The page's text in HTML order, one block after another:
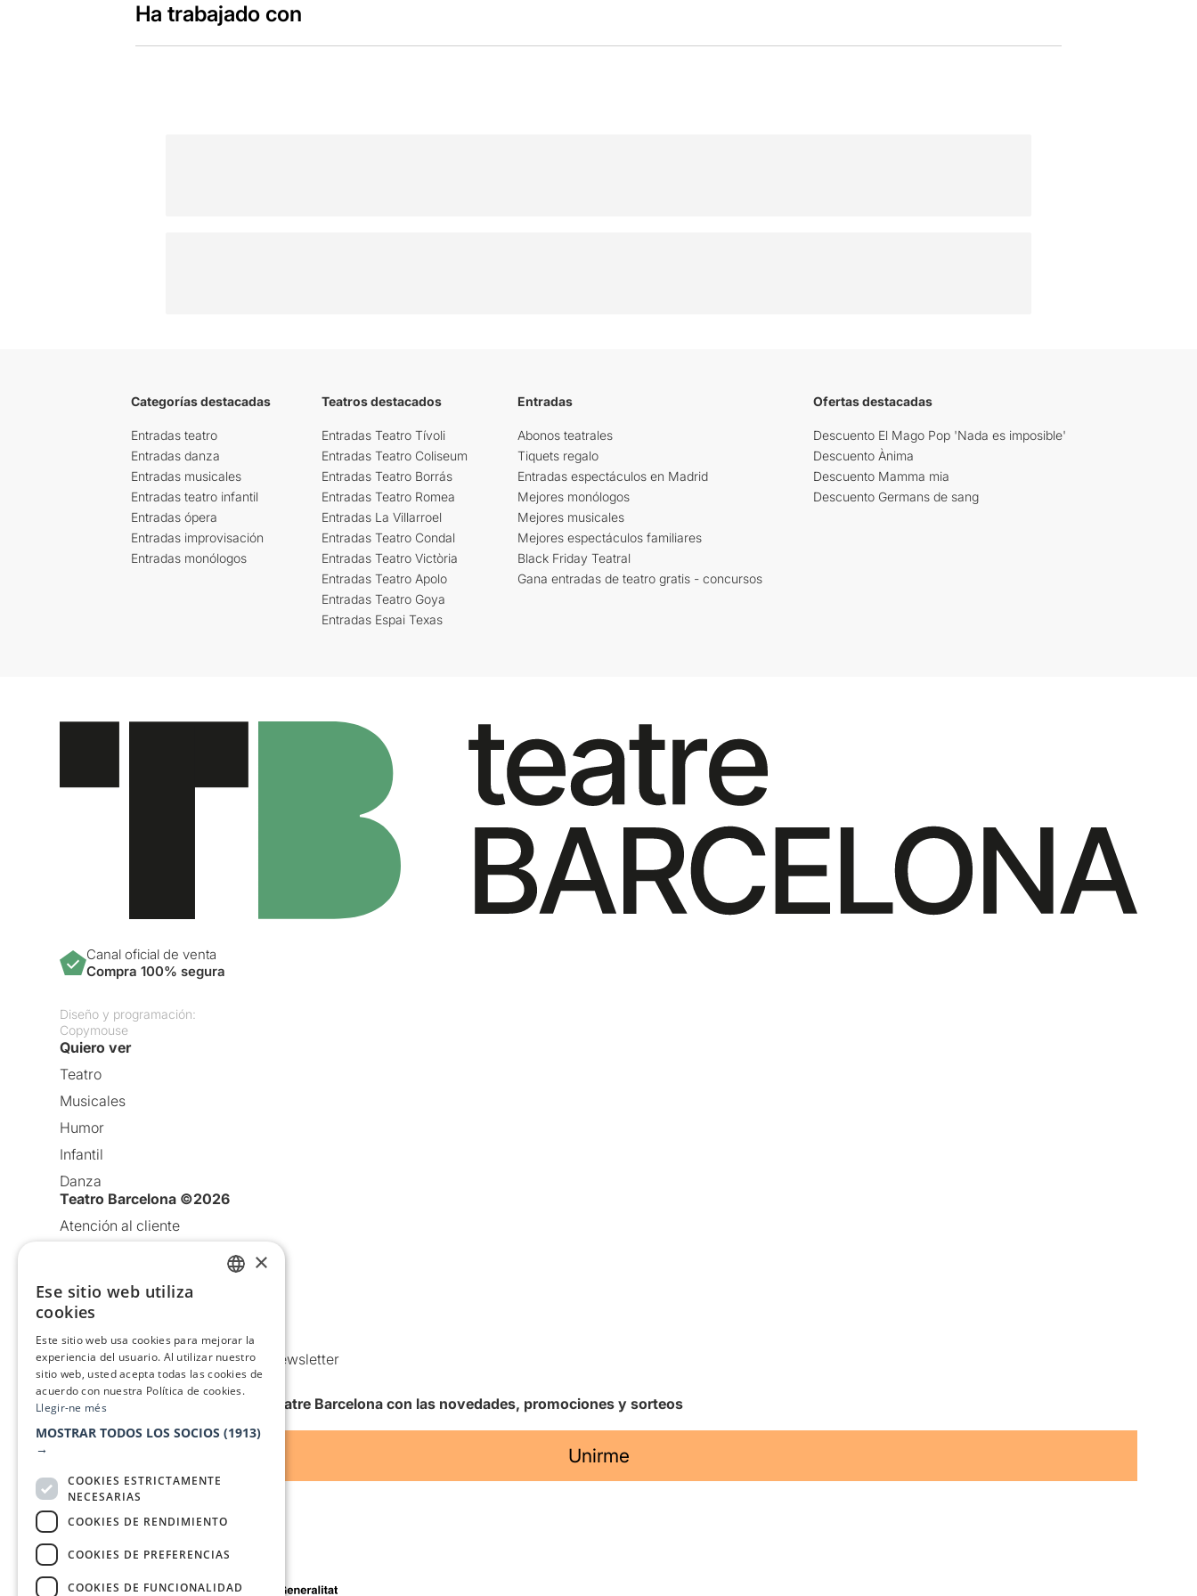
Ha trabajado con
Categorías destacadas
Entradas teatro
Entradas danza
Entradas musicales
Entradas teatro infantil
Entradas ópera
Entradas improvisación
Entradas monólogos
Teatros destacados
Entradas Teatro Tívoli
Entradas Teatro Coliseum
Entradas Teatro Borrás
Entradas Teatro Romea
Entradas La Villarroel
Entradas Teatro Condal
Entradas Teatro Victòria
Entradas Teatro Apolo
Entradas Teatro Goya
Entradas Espai Texas
Entradas
Abonos teatrales
Tiquets regalo
Entradas espectáculos en Madrid
Mejores monólogos
Mejores musicales
Mejores espectáculos familiares
Black Friday Teatral
Gana entradas de teatro gratis - concursos
Ofertas destacadas
Descuento El Mago Pop 'Nada es imposible'
Descuento Ànima
Descuento Mamma mia
Descuento Germans de sang
Canal oficial de venta
Compra 100% segura
Diseño y programación:
Copymouse
Quiero ver
Teatro
Musicales
Humor
Infantil
Danza
Teatro Barcelona ©2026
Atención al cliente
Política de Cookies
Condiciones de uso
Comunicaciones comerciales y Newsletter
Anuncia’t
Quiero recibir la newsletter de Teatre Barcelona con las novedades, promociones y sorteos
Unirme
Con el apoyo de
×
Ese sitio web utiliza
cookies
Este sitio web usa cookies para mejorar la
experiencia del usuario. Al utilizar nuestro
sitio web, usted acepta todas las cookies de
acuerdo con nuestra Política de cookies.
Llegir-ne més
MOSTRAR TODOS LOS SOCIOS (1913)
→
COOKIES ESTRICTAMENTE
NECESARIAS
COOKIES DE RENDIMIENTO
COOKIES DE PREFERENCIAS
COOKIES DE FUNCIONALIDAD